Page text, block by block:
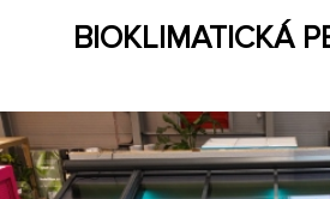
BIOKLIMATICKÁ